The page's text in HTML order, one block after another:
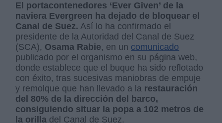
El portacontenedores ‘Ever Given’ de la
naviera Evergreen ha dejado de bloquear el
Canal de Suez. Así lo ha confirmado el
presidente de la Autoridad del Canal de Suez
(SCA), Osama Rabie, en un comunicado
publicado por el organismo en su página web,
donde establece que el buque ha sido reflotado
con éxito, tras sucesivas maniobras de empuje
y remolque que han llevado a la restauración
del 80% de la dirección del barco,
consiguiendo situar la popa a 102 metros de
la orilla del Canal de Suez.